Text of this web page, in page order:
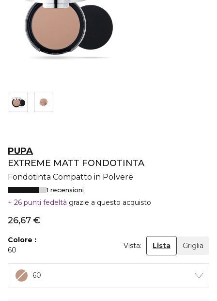
PUPA
EXTREME MATT FONDOTINTA
Fondotinta Compatto in Polvere
1 recensioni
26 punti fedeltà grazie a questo acquisto
26,67 €
Colore
60
Vista: Lista Griglia
60